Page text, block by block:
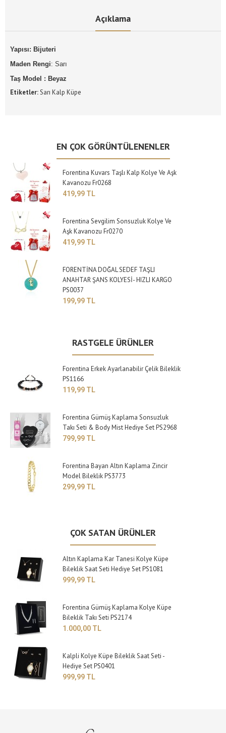
Açıklama
Yapısı: Bijuteri
Maden Rengi: Sarı
Taş Model : Beyaz
Etiketler:Sarı Kalp Küpe
EN ÇOK GÖRÜNTÜLENENLER
Forentina Kuvars Taşlı Kalp Kolye Ve Aşk
Kavanozu Fr0268
419,99 TL
Forentina Sevgilim Sonsuzluk Kolye Ve
Aşk Kavanozu Fr0270
419,99 TL
FORENTİNA DOĞAL SEDEF TAŞLI
ANAHTAR ŞANS KOLYESİ- HIZLI KARGO
PS0037
199,99 TL
RASTGELE ÜRÜNLER
Forentina Erkek Ayarlanabilir Çelik Bileklik
PS1166
119,99 TL
Forentina Gümüş Kaplama Sonsuzluk
Takı Seti & Body Mist Hediye Set PS2968
799,99 TL
Forentina Bayan Altın Kaplama Zincir
Model Bileklik PS3773
299,99 TL
ÇOK SATAN ÜRÜNLER
Altın Kaplama Kar Tanesi Kolye Küpe
Bileklik Saat Seti Hediye Set PS1081
999,99 TL
Forentina Gümüş Kaplama Kolye Küpe
Bileklik Takı Seti PS2174
1.000,00 TL
Kalpli Kolye Küpe Bileklik Saat Seti -
Hediye Set PS0401
999,99 TL